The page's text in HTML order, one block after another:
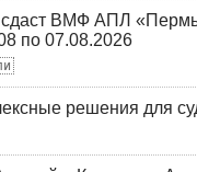
ВМФ АПЛ
по 07.08.2026
решения для